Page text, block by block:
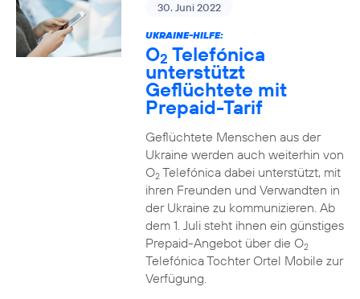
30. Juni 2022
UKRAINE-HILFE:
O2 Telefónica
unterstützt
Geflüchtete mit
Prepaid-Tarif
Geflüchtete Menschen aus der
Ukraine werden auch weiterhin von
O2Telefónica dabei unterstützt, mit
ihren Freunden und Verwandten in
der Ukraine zu kommunizieren. Ab
dem 1. Juli steht ihnen ein günstiges
Prepaid-Angebot über die O2
Telefónica Tochter Ortel Mobile zur
Verfügung.